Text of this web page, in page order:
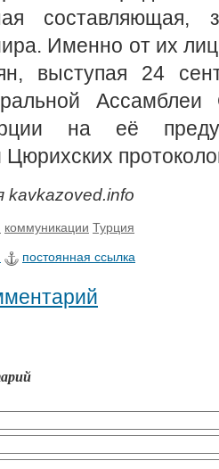
составляющая,
Именно от их
выступая 24
на её
kavkazoved.info
коммуникации Турция
постоянная ссылка